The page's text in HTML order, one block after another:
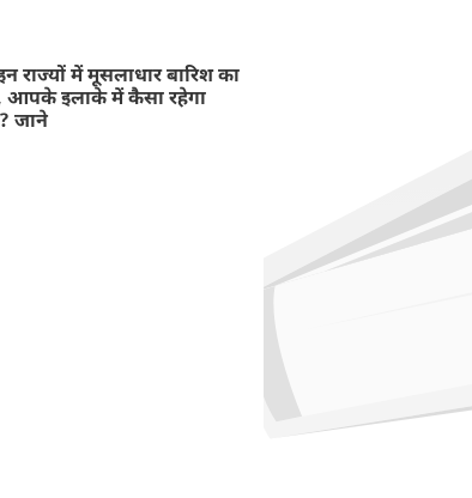
राज्यों में मूसलाधार बारिश का
आपके इलाके में कैसा रहेगा
जाने